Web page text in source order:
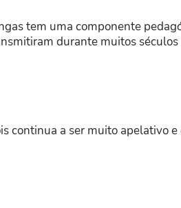
tem uma componente
durante muitos
continua a ser muito apelativo